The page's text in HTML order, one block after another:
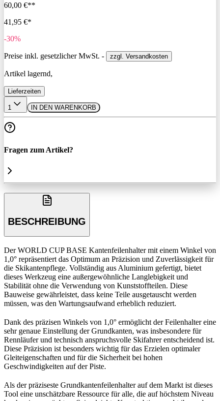
60,00 €**
41,95 €*
-30%
Preise inkl. gesetzlicher MwSt. - zzgl. Versandkosten
Artikel lagernd,
Lieferzeiten
1 IN DEN WARENKORB
Fragen zum Artikel?
BESCHREIBUNG
Der WORLD CUP BASE Kantenfeilenhalter mit einem Winkel von
1,0° repräsentiert das Optimum an Präzision und Zuverlässigkeit für
die Skikantenpflege. Vollständig aus Aluminium gefertigt, bietet
dieses Werkzeug eine außergewöhnliche Langlebigkeit und
Stabilität ohne die Verwendung von Kunststoffteilen. Diese
Bauweise gewährleistet, dass keine Teile ausgetauscht werden
müssen, was den Wartungsaufwand erheblich reduziert.
Dank des präzisen Winkels von 1,0° ermöglicht der Feilenhalter eine
sehr genaue Einstellung der Grundkanten, was insbesondere für
Rennläufer und technisch anspruchsvolle Skifahrer entscheidend ist.
Diese Präzision ist besonders wichtig für das Erzielen optimaler
Gleiteigenschaften und für die Sicherheit bei hohen
Geschwindigkeiten auf der Piste.
Als der präziseste Grundkantenfeilenhalter auf dem Markt ist dieses
Tool eine unschätzbare Ressource für alle, die auf höchstem Niveau